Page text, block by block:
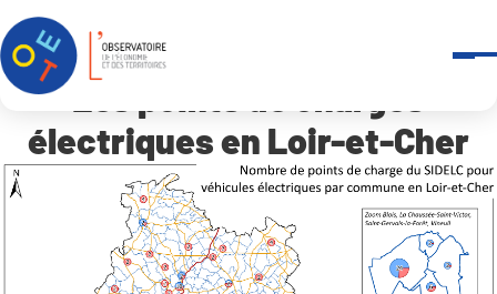
Accueil Les points de charges électriques en Loir-et-Cher
électriques en Loir-et-Cher